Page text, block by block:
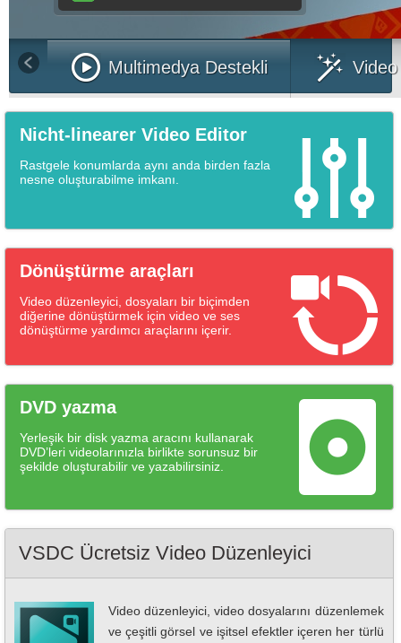
Multimedya Destekli
Nicht-linearer Video Editor
Rastgele konumlarda aynı anda birden fazla
nesne oluşturabilme imkanı.
Dönüştürme araçları
Video düzenleyici, dosyaları bir biçimden
diğerine dönüştürmek için video ve ses
dönüştürme yardımcı araçlarını içerir.
DVD yazma
Yerleşik bir disk yazma aracını kullanarak
DVD’leri videolarınızla birlikte sorunsuz bir
şekilde oluşturabilir ve yazabilirsiniz.
VSDC Ücretsiz Video Düzenleyici
Video düzenleyici, video dosyalarını düzenlemek
ve çeşitli görsel ve işitsel efektler içeren her türlü